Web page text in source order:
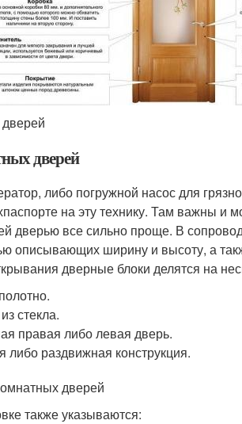
дверей
дверей
либо погружной насос для
на эту технику. Там важны и
дверью все сильно проще. В
описывающих ширину и высоту, а
дверные блоки делятся на
стекла.
правая либо левая дверь.
раздвижная конструкция.
дверей
также указываются: